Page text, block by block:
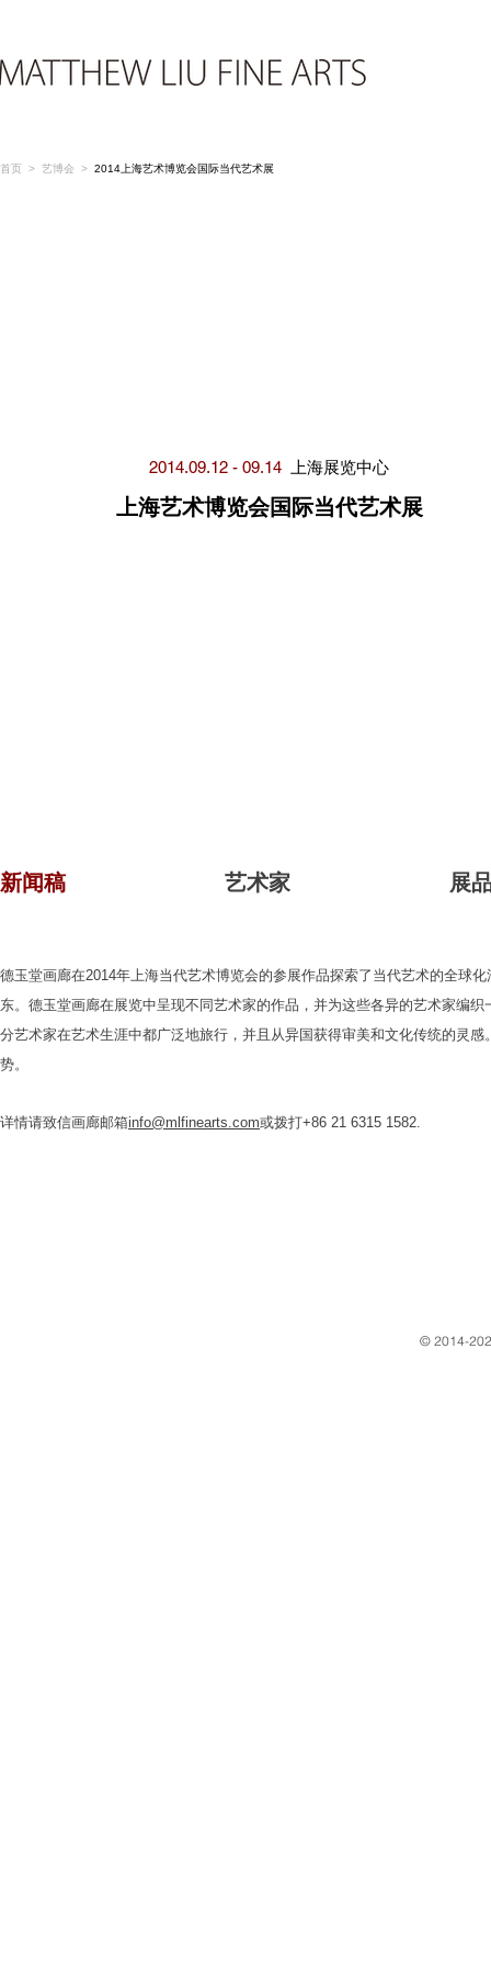
首页 > 艺博会 > 2014上海艺术博览会国际当代艺术展
2014.09.12 - 09.14 上海展览中心
上海艺术博览会国际当代艺术展
新闻稿 艺术家 展
德玉堂画廊在2014年上海当代艺术博览会的参展作品探索了当代艺术的全球
东。德玉堂画廊在展览中呈现不同艺术家的作品，并为这些各异的艺术家编
分艺术家在艺术生涯中都广泛地旅行，并且从异国获得审美和文化传统的灵
势。
详情请致信画廊邮箱info@mlfinearts.com或拨打+86 21 6315 1582.
​© 2014-